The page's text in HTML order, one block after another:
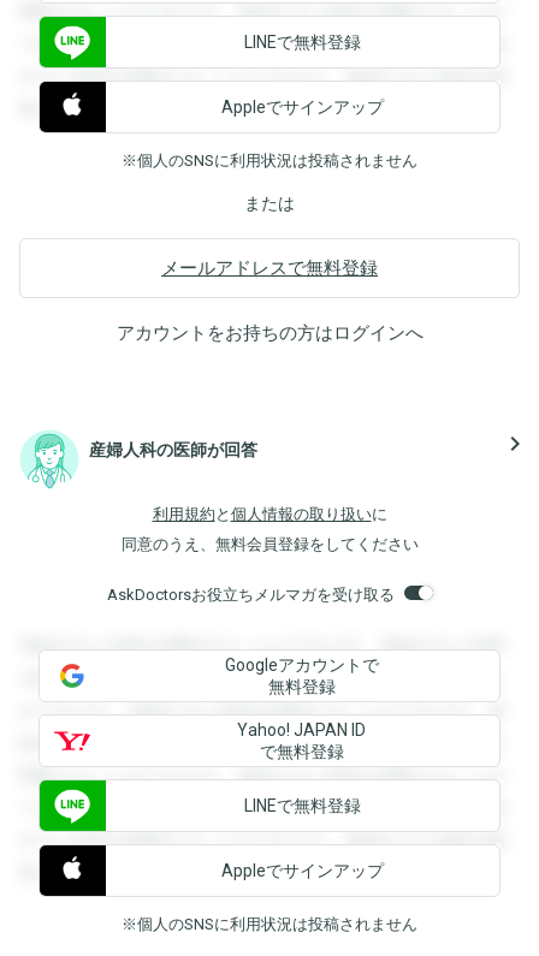
閲覧することができます。登録すると回答を閲覧することが
できます。登録すると回答を閲覧することができます。登録
すると回答を閲覧することができます。登録すると回答を閲
覧することができます。
LINEで無料登録
Appleでサインアップ
※個人のSNSに利用状況は投稿されません
または
メールアドレスで無料登録
アカウントをお持ちの方はログインへ
産婦人科の医師が回答 navigate_next
利用規約 と 個人情報の取り扱いに
同意のうえ、無料会員登録をしてください
AskDoctorsお役立ちメルマガを受け取る
登録すると回答を閲覧することができます。登録すると回答
を閲覧することができます。登録すると回答を閲覧すること
ができます。登録すると回答を閲覧することができます。登
録すると回答を閲覧することができます。登録すると回答を
閲覧することができます。登録すると回答を閲覧することが
できます。登録すると回答を閲覧することができます。登録
すると回答を閲覧することができます。登録すると回答を閲
覧することができます。
Googleアカウントで
無料登録
Yahoo! JAPAN ID
で無料登録
LINEで無料登録
Appleでサインアップ
※個人のSNSに利用状況は投稿されません